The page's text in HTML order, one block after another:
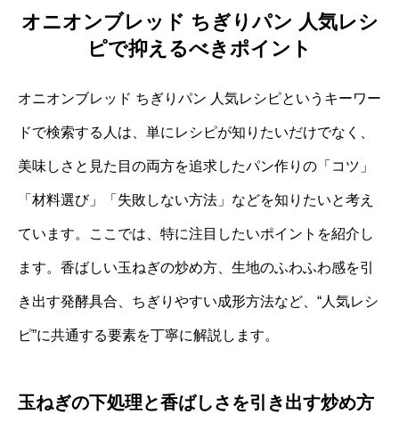
オニオンブレッド ちぎりパン 人気レシ
ピで抑えるべきポイント
オニオンブレッド ちぎりパン 人気レシピというキーワー
ドで検索する人は、単にレシピが知りたいだけでなく、
美味しさと見た目の両方を追求したパン作りの「コツ」
「材料選び」「失敗しない方法」などを知りたいと考え
ています。ここでは、特に注目したいポイントを紹介し
ます。香ばしい玉ねぎの炒め方、生地のふわふわ感を引
き出す発酵具合、ちぎりやすい成形方法など、“人気レシ
ピ”に共通する要素を丁寧に解説します。
玉ねぎの下処理と香ばしさを引き出す炒め方